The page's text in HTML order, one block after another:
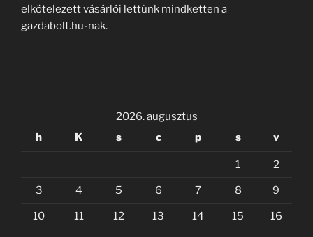
elkötelezett vásárlói lettünk mindketten a
gazdabolt.hu-nak.
2026. augusztus
h
K s c p s v
1 2
3 4 5 6 7 8 9
10 11 12 13 14 15 16